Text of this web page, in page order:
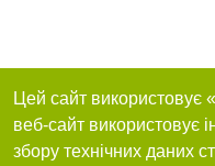
Цей сайт використовує
веб-сайт використовує
збору технічних даних